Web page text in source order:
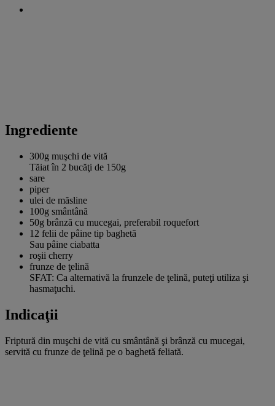
Ingrediente
300g muşchi de vită
Tăiat în 2 bucăţi de 150g
sare
piper
ulei de măsline
100g smântână
50g brânză cu mucegai, preferabil roquefort
12 felii de pâine tip baghetă
Sau pâine ciabatta
roşii cherry
frunze de ţelină
SFAT: Ca alternativă la frunzele de ţelină, puteţi utiliza şi
hasmaţuchi.
Indicaţii
Friptură din muşchi de vită cu smântână şi brânză cu mucegai,
servită cu frunze de ţelină pe o baghetă feliată.